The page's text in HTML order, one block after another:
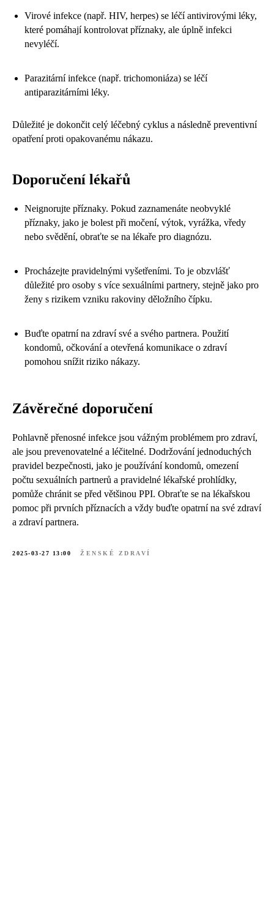
Virové infekce (např. HIV, herpes) se léčí antivirovými léky,
které pomáhají kontrolovat příznaky, ale úplně infekci
nevyléčí.
Parazitární infekce (např. trichomoniáza) se léčí
antiparazitárními léky.
Důležité je dokončit celý léčebný cyklus a následně preventivní
opatření proti opakovanému nákazu.
Doporučení lékařů
Neignorujte příznaky. Pokud zaznamenáte neobvyklé
příznaky, jako je bolest při močení, výtok, vyrážka, vředy
nebo svědění, obraťte se na lékaře pro diagnózu.
Procházejte pravidelnými vyšetřeními. To je obzvlášť
důležité pro osoby s více sexuálními partnery, stejně jako pro
ženy s rizikem vzniku rakoviny děložního čípku.
Buďte opatrní na zdraví své a svého partnera. Použití
kondomů, očkování a otevřená komunikace o zdraví
pomohou snížit riziko nákazy.
Závěrečné doporučení
Pohlavně přenosné infekce jsou vážným problémem pro zdraví,
ale jsou prevenovatelné a léčitelné. Dodržování jednoduchých
pravidel bezpečnosti, jako je používání kondomů, omezení
počtu sexuálních partnerů a pravidelné lékařské prohlídky,
pomůže chránit se před většinou PPI. Obraťte se na lékařskou
pomoc při prvních příznacích a vždy buďte opatrní na své zdraví
a zdraví partnera.
2025-03-27 13:00 ŽENSKÉ ZDRAVÍ